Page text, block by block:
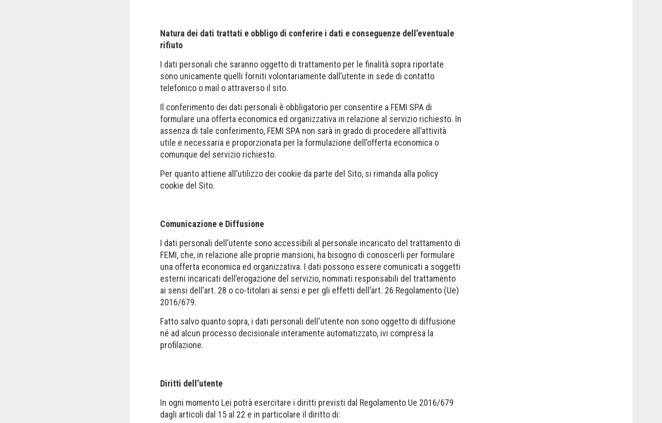
Natura dei dati trattati e obbligo di conferire i dati e conseguenze dell’eventuale
rifiuto
I dati personali che saranno oggetto di trattamento per le finalità sopra riportate
sono unicamente quelli forniti volontariamente dall’utente in sede di contatto
telefonico o mail o attraverso il sito.
Il conferimento dei dati personali è obbligatorio per consentire a FEMI SPA di
formulare una offerta economica ed organizzativa in relazione al servizio richiesto. In
assenza di tale conferimento, FEMI SPA non sarà in grado di procedere all’attività
utile e necessaria e proporzionata per la formulazione dell’offerta economica o
comunque del servizio richiesto.
Per quanto attiene all’utilizzo dei cookie da parte del Sito, si rimanda alla policy
cookie del Sito.
Comunicazione e Diffusione
I dati personali dell’utente sono accessibili al personale incaricato del trattamento di
FEMI, che, in relazione alle proprie mansioni, ha bisogno di conoscerli per formulare
una offerta economica ed organizzativa. I dati possono essere comunicati a soggetti
esterni incaricati dell’erogazione del servizio, nominati responsabili del trattamento
ai sensi dell’art. 28 o co-titolari ai sensi e per gli effetti dell’art. 26 Regolamento (Ue)
2016/679.
Fatto salvo quanto sopra, i dati personali dell'utente non sono oggetto di diffusione
né ad alcun processo decisionale interamente automatizzato, ivi compresa la
profilazione.
Diritti dell’utente
In ogni momento Lei potrà esercitare i diritti previsti dal Regolamento Ue 2016/679
dagli articoli dal 15 al 22 e in particolare il diritto di: